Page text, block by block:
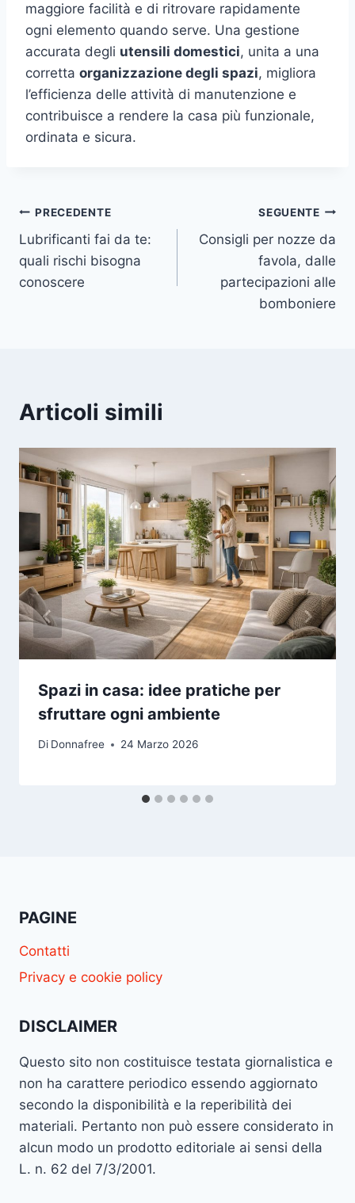
maggiore facilità e di ritrovare rapidamente
ogni elemento quando serve. Una gestione
accurata degli utensili domestici, unita a una
corretta organizzazione degli spazi, migliora
l’efficienza delle attività di manutenzione e
contribuisce a rendere la casa più funzionale,
ordinata e sicura.
Navigazione
articoli
PRECEDENTE
Lubrificanti fai da te:
quali rischi bisogna
conoscere
SEGUENTE
Consigli per nozze da
favola, dalle
partecipazioni alle
bomboniere
Articoli simili
Spazi in casa: idee pratiche per
sfruttare ogni ambiente
Di Donnafree 24 Marzo 2026
PAGINE
Contatti
Privacy e cookie policy
DISCLAIMER
Questo sito non costituisce testata giornalistica e
non ha carattere periodico essendo aggiornato
secondo la disponibilità e la reperibilità dei
materiali. Pertanto non può essere considerato in
alcun modo un prodotto editoriale ai sensi della
L. n. 62 del 7/3/2001.